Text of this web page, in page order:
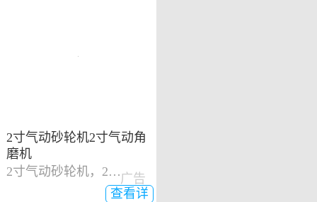
2寸气动砂轮机2寸气动角
磨机
2寸气动砂轮机，2寸气动角磨机
查看详
广告